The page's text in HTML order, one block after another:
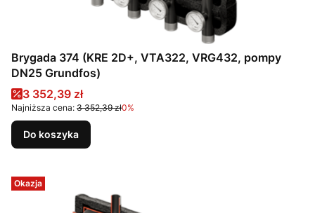
Brygada 374 (KRE 2D+, VTA322, VRG432, pompy
DN25 Grundfos)
Cena promocyjna
3 352,39 zł
Najniższa cena: 3 352,39 zł0%
Do koszyka
Okazja